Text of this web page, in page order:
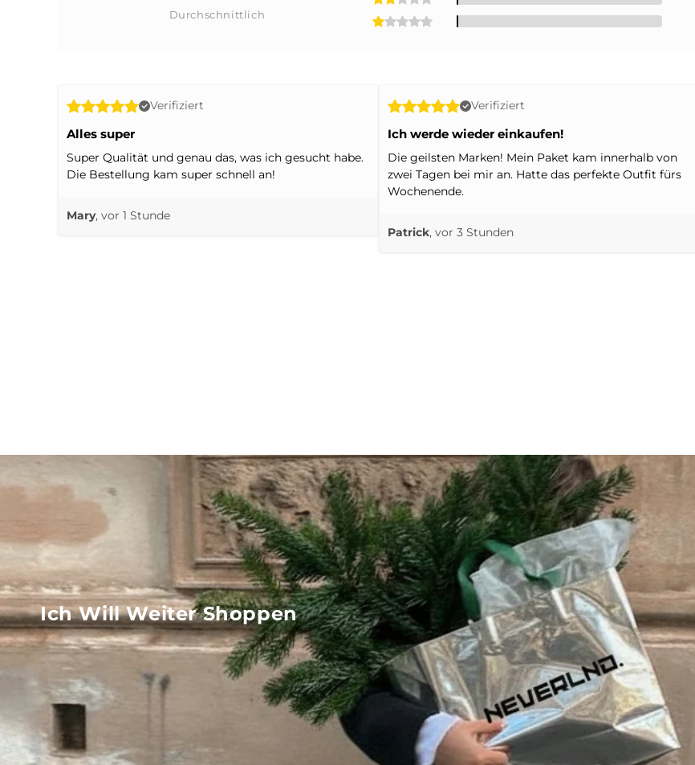
Durchschnittlich
Verifiziert
Alles super
Super Qualität und genau das, was ich gesucht habe.
Die Bestellung kam super schnell an!
Mary, vor 1 Stunde
Verifiziert
Ich werde wieder einkaufen!
Die geilsten Marken! Mein Paket kam innerhalb von
zwei Tagen bei mir an. Hatte das perfekte Outfit fürs
Wochenende.
Patrick, vor 3 Stunden
Ich Will Weiter Shoppen